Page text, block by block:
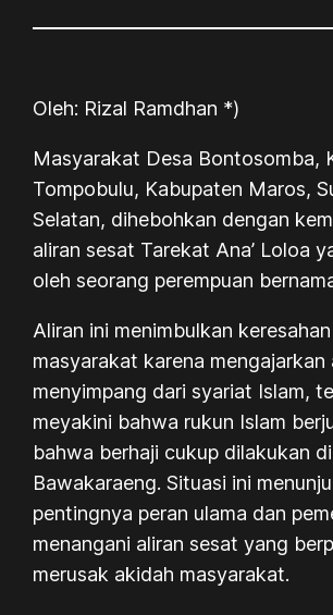
Oleh: Rizal Ramdhan *)
Masyarakat Desa Bontosomba,
Tompobulu, Kabupaten Maros,
Selatan, dihebohkan dengan
aliran sesat Tarekat Ana’ Loloa
oleh seorang perempuan
Aliran ini menimbulkan
masyarakat karena mengajarkan
menyimpang dari syariat Islam,
meyakini bahwa rukun Islam
bahwa berhaji cukup dilakukan
Bawakaraeng. Situasi ini
pentingnya peran ulama dan
menangani aliran sesat yang
merusak akidah masyarakat.